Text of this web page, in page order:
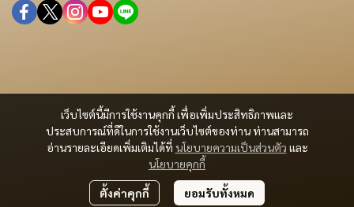
เว็บไซต์นี้มีการใช้งานคุกกี้ เพื่อเพิ่มประสิทธิภาพและ
ประสบการณ์ที่ดีในการใช้งานเว็บไซต์ของท่าน ท่านสามารถ
อ่านรายละเอียดเพิ่มเติมได้ที่ นโยบายความเป็นส่วนตัว และ
นโยบายคุกกี้
ตั้งค่าคุกกี้ ยอมรับทั้งหมด